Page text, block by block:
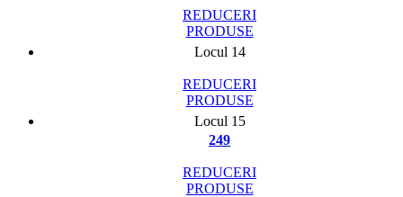
REDUCERI
PRODUSE
Locul 14
REDUCERI
PRODUSE
Locul 15
249
REDUCERI
PRODUSE